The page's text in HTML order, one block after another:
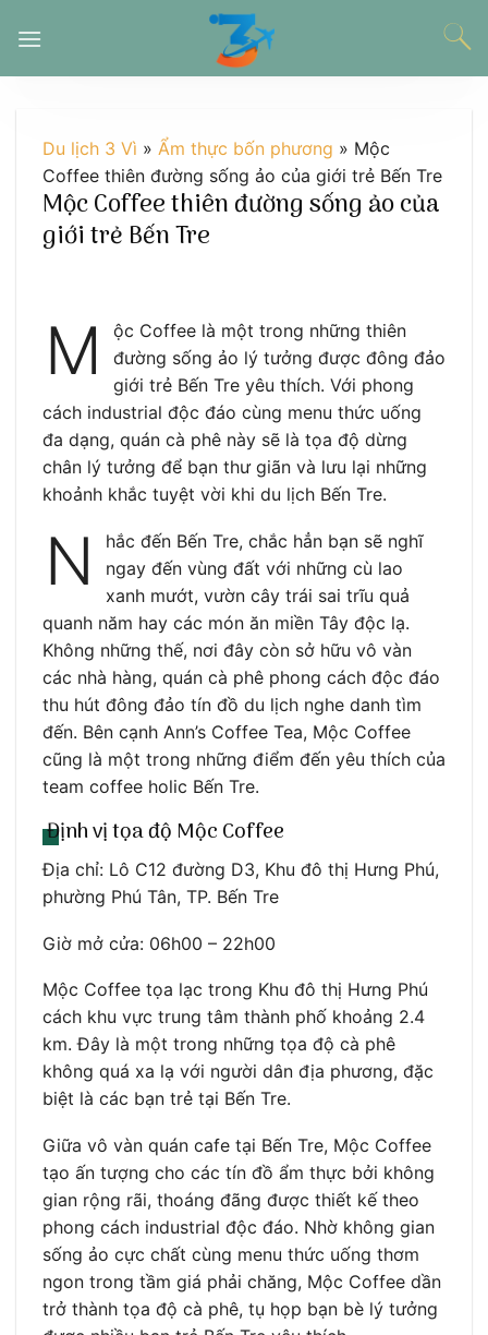
đến
Du lịch 3 Vì » Ẩm thực bốn phương » Mộc
Coffee thiên đường sống ảo của giới trẻ Bến Tre
Mộc Coffee thiên đường sống ảo của
giới trẻ Bến Tre
M
ộc Coffee là một trong những thiên
đường sống ảo lý tưởng được đông đảo
giới trẻ Bến Tre yêu thích. Với phong
cách industrial độc đáo cùng menu thức uống
đa dạng, quán cà phê này sẽ là tọa độ dừng
chân lý tưởng để bạn thư giãn và lưu lại những
khoảnh khắc tuyệt vời khi du lịch Bến Tre.
N
hắc đến Bến Tre, chắc hẳn bạn sẽ nghĩ
ngay đến vùng đất với những cù lao
xanh mướt, vườn cây trái sai trĩu quả
quanh năm hay các món ăn miền Tây độc lạ.
Không những thế, nơi đây còn sở hữu vô vàn
các nhà hàng, quán cà phê phong cách độc đáo
thu hút đông đảo tín đồ du lịch nghe danh tìm
đến. Bên cạnh Ann’s Coffee Tea, Mộc Coffee
cũng là một trong những điểm đến yêu thích của
team coffee holic Bến Tre.
Định vị tọa độ Mộc Coffee
Địa chỉ: Lô C12 đường D3, Khu đô thị Hưng Phú,
phường Phú Tân, TP. Bến Tre
Giờ mở cửa: 06h00 – 22h00
Mộc Coffee tọa lạc trong Khu đô thị Hưng Phú
cách khu vực trung tâm thành phố khoảng 2.4
km. Đây là một trong những tọa độ cà phê
không quá xa lạ với người dân địa phương, đặc
biệt là các bạn trẻ tại Bến Tre.
Giữa vô vàn quán cafe tại Bến Tre, Mộc Coffee
tạo ấn tượng cho các tín đồ ẩm thực bởi không
gian rộng rãi, thoáng đãng được thiết kế theo
phong cách industrial độc đáo. Nhờ không gian
sống ảo cực chất cùng menu thức uống thơm
ngon trong tầm giá phải chăng, Mộc Coffee dần
trở thành tọa độ cà phê, tụ họp bạn bè lý tưởng